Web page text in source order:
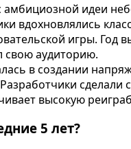
идеи
вдохновлялись
игры. Год
свою аудиторию.
в создании
высокую
5 лет?